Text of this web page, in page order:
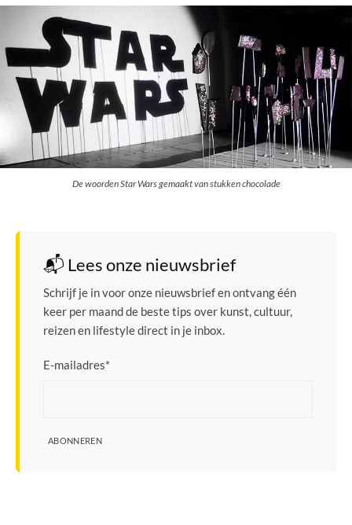
De woorden Star Wars gemaakt van stukken chocolade
📬 Lees onze nieuwsbrief
Schrijf je in voor onze nieuwsbrief en ontvang één
keer per maand de beste tips over kunst, cultuur,
reizen en lifestyle direct in je inbox.
E-mailadres*
ABONNEREN